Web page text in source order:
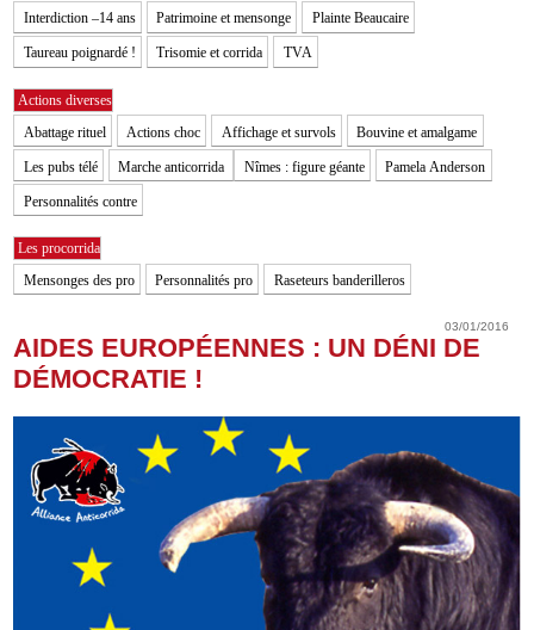
Interdiction –14 ans Patrimoine et mensonge Plainte Beaucaire
Taureau poignardé ! Trisomie et corrida TVA
Actions diverses
Abattage rituel Actions choc Affichage et survols Bouvine et amalgame
Les pubs télé Marche anticorrida Nîmes : figure géante Pamela Anderson
Personnalités contre
Les procorrida
Mensonges des pro Personnalités pro Raseteurs banderilleros
03/01/2016
AIDES EUROPÉENNES : UN DÉNI DE
DÉMOCRATIE !